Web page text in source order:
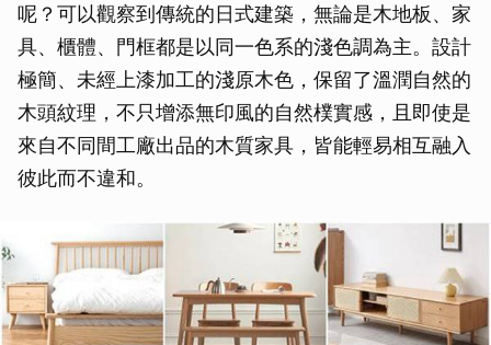
呢？可以觀察到傳統的日式建築，無論是木地板、家
具、櫃體、門框都是以同一色系的淺色調為主。設計
極簡、未經上漆加工的淺原木色，保留了溫潤自然的
木頭紋理，不只增添無印風的自然樸實感，且即使是
來自不同間工廠出品的木質家具，皆能輕易相互融入
彼此而不違和。